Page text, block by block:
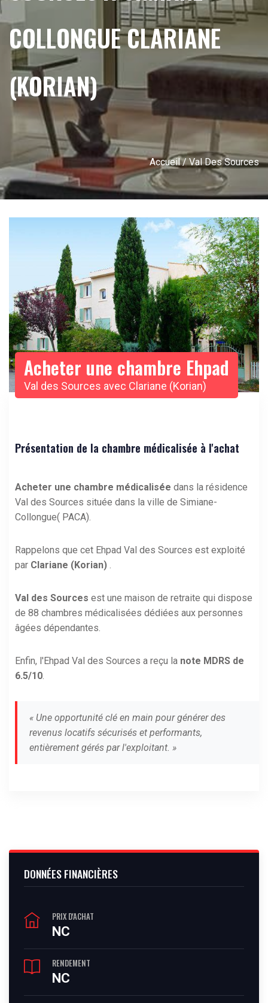
COLLONGUE CLARIANE
(KORIAN)
Accueil/ Val Des Sources
Acheter une chambre Ehpad
Val des Sources avec Clariane (Korian)
Présentation de la chambre médicalisée à l'achat
Acheter une chambre médicalisée dans la résidence
Val des Sources située dans la ville de Simiane-
Collongue( PACA).
Rappelons que cet Ehpad Val des Sources est exploité
par Clariane (Korian) .
Val des Sources est une maison de retraite qui dispose
de 88 chambres médicalisées dédiées aux personnes
âgées dépendantes.
Enfin, l'Ehpad Val des Sources a reçu la note MDRS de
6.5/10.
« Une opportunité clé en main pour générer des
revenus locatifs sécurisés et performants,
entièrement gérés par l'exploitant. »
DONNÉES FINANCIÈRES
PRIX D'ACHAT
NC
RENDEMENT
NC